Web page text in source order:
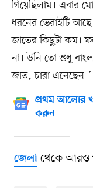
গিয়েছিলাম। এবার
ধরনের ভেরাইটি
জাতের কিছুটা কম।
না। উনি তো শুধু
জাত, চারা এনেছেন।’
প্রথম আলোর
করুন
জেলাথেকে আরও